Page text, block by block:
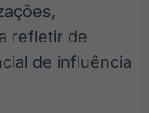
e
refletir de
de influência